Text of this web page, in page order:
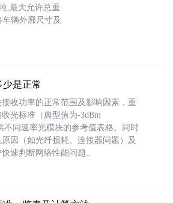
,最大允许总重
辆外廓尺寸及
是正常
收功率的正常范围及影响因素，重
光标准（典型值为-3dBm
不同速率光模块的参考值表格。同时
因（如光纤损耗、连接器问题）及
速判断网络性能问题。